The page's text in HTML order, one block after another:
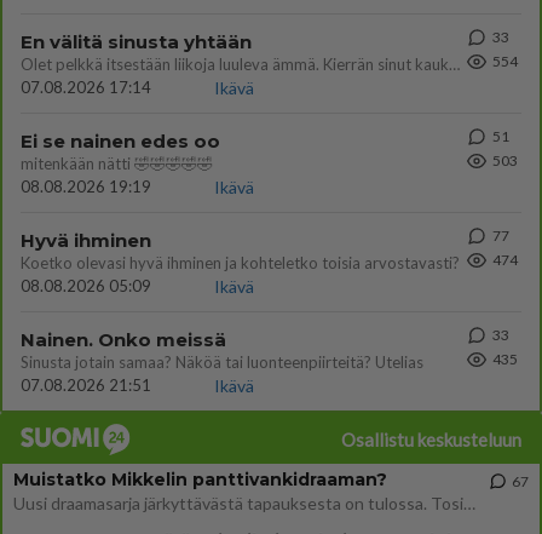
En välitä sinusta yhtään
Olet pelkkä itsestään liikoja luuleva ämmä. Kierrän sinut kaukaa nyt ja aina. Olit mulle pelkkä lelu vaan.
07.08.2026 17:14
Ikävä
33
554
Ei se nainen edes oo
mitenkään nätti 🤣🤣🤣🤣🤣
08.08.2026 19:19
Ikävä
51
503
Hyvä ihminen
Koetko olevasi hyvä ihminen ja kohteletko toisia arvostavasti?
08.08.2026 05:09
Ikävä
77
474
Nainen. Onko meissä
Sinusta jotain samaa? Näköä tai luonteenpiirteitä? Utelias
07.08.2026 21:51
Ikävä
33
435
Osallistu keskusteluun
Muistatko Mikkelin panttivankidraaman?
Uusi draamasarja järkyttävästä tapauksesta on tulossa. Tositapahtumiin perustuva sarja ammentaa vuoden 1986 Mikkelin pan
67